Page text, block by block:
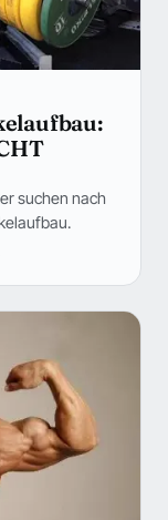
suchen nach